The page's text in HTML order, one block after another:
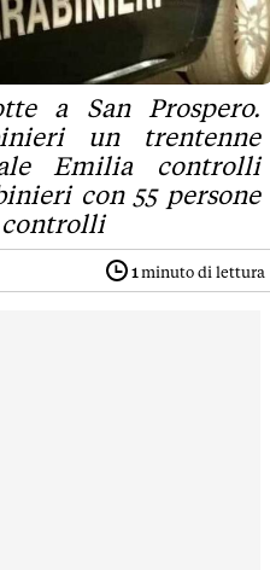
a San Prospero.
un trentenne
Emilia controlli
con 55 persone
controlli
1minuto di lettura